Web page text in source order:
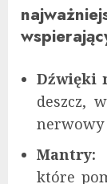
Dźwięki
deszcz,
nerwowy
Mantry:
które